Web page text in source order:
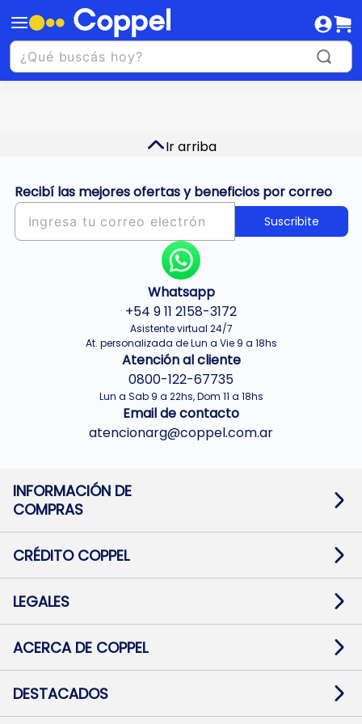
Ir arriba
Recibí las mejores ofertas y beneficios por correo
Suscribite
Whatsapp
+54 9 11 2158-3172
Asistente virtual 24/7
At. personalizada de Lun a Vie 9 a 18hs
Atención al cliente
0800-122-67735
Lun a Sab 9 a 22hs, Dom 11 a 18hs
Email de contacto
atencionarg@coppel.com.ar
INFORMACIÓN DE
COMPRAS
Términos y condiciones
Botón de arrepentimiento
Mapa de sitio
CRÉDITO COPPEL
Solicitar Crédito
Medios de Pago
Pago Fácil Online
LEGALES
Baja contratos
Defensa al consumidor CABA
ACERCA DE COPPEL
Trabajá con Nosotros
Preguntas Frecuentes
DESTACADOS